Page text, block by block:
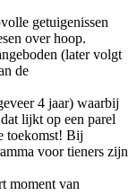
getuigenissen
over hoop.
(later volgt
de
4 jaar) waarbij
lijkt op een parel
toekomst! Bij
voor tieners zijn
moment van